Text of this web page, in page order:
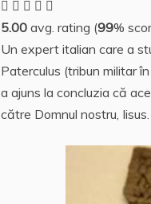
c
e
b
o
o
itt
er
er
e
st
m
bl
r
5.00 avg. rating (99%
Un expert italian care a
Paterculus (tribun militar
a ajuns la concluzia că
către Domnul nostru, Iisus.